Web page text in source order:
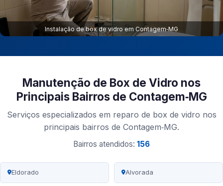
Instalação de box de vidro em Contagem‑MG
Manutenção de Box de Vidro nos
Principais Bairros de Contagem‑MG
Serviços especializados em reparo de box de vidro nos
principais bairros de Contagem‑MG.
Bairros atendidos: 156
Eldorado Alvorada